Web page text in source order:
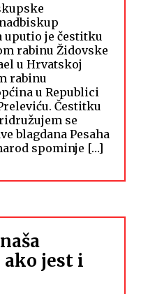
uputio je čestitku
rabinu Židovske
u Hrvatskoj
rabinu
u Republici
Čestitku
se
blagdana Pesaha
spominje […]
ako jest i